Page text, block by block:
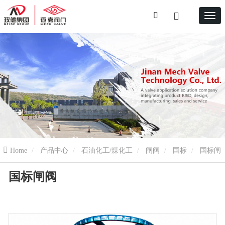
Home 产品中心 石油化工/煤化工 闸阀 国标
国标闸阀